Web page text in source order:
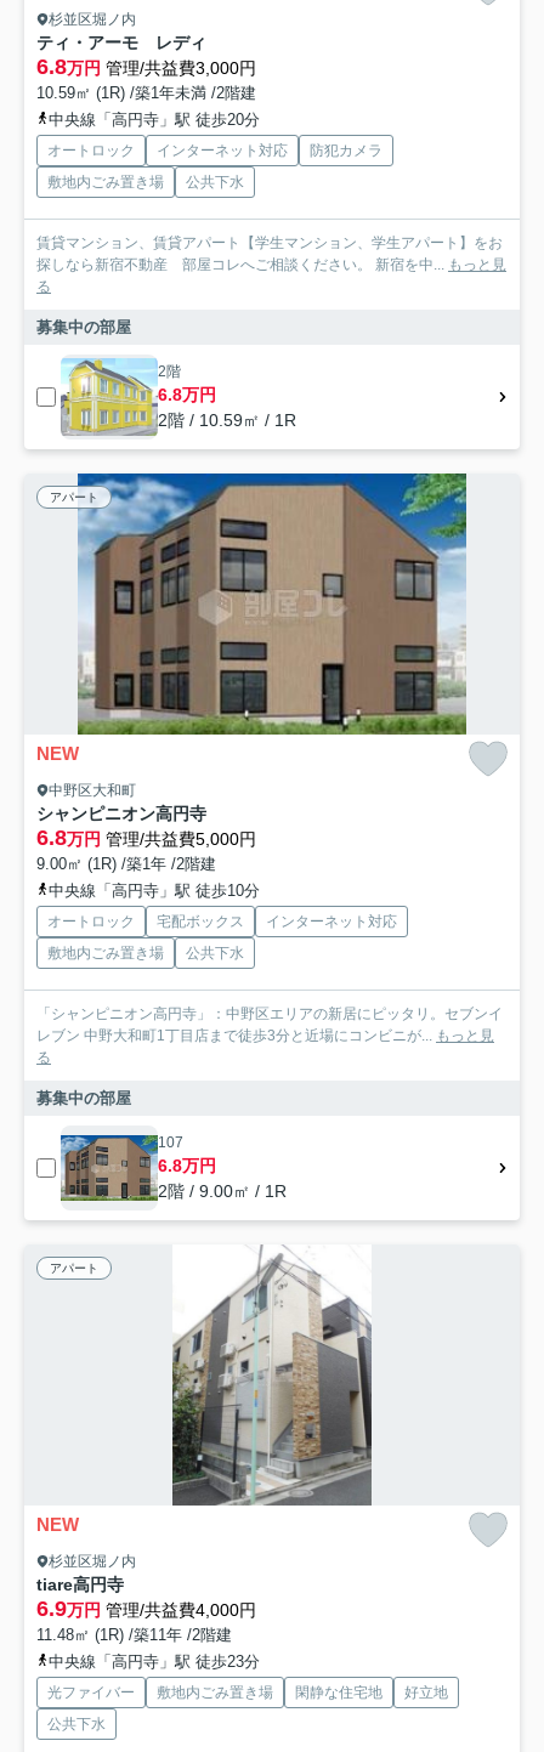
杉並区堀ノ内
ティ・アーモ レディ
6.8万円 管理/共益費3,000円
10.59㎡ (1R) /築1年未満 /2階建
中央線「高円寺」駅 徒歩20分
オートロック インターネット対応
防犯カメラ
敷地内ごみ置き場
公共下水
賃貸マンション、賃貸アパート【学生マンション、学生アパート】をお
探しなら新宿不動産 部屋コレへご相談ください。 新宿を中... もっと見
る
募集中の部屋
2階
6.8万円
2階 / 10.59㎡ / 1R
アパート
NEW
中野区大和町
シャンピニオン高円寺
6.8万円 管理/共益費5,000円
9.00㎡ (1R) /築1年 /2階建
中央線「高円寺」駅 徒歩10分
オートロック 宅配ボックス
インターネット対応
敷地内ごみ置き場
公共下水
「シャンピニオン高円寺」：中野区エリアの新居にピッタリ。セブンイ
レブン 中野大和町1丁目店まで徒歩3分と近場にコンビニが... もっと見
る
募集中の部屋
107
6.8万円
2階 / 9.00㎡ / 1R
アパート
NEW
杉並区堀ノ内
tiare高円寺
6.9万円 管理/共益費4,000円
11.48㎡ (1R) /築11年 /2階建
中央線「高円寺」駅 徒歩23分
光ファイバー 敷地内ごみ置き場 閑静な住宅地
好立地
公共下水